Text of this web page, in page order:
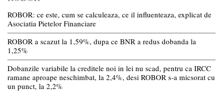
ROBOR: ce este, cum se calculeaza, ce il influenteaza, explicat de
Asociatia Pietelor Financiare
ROBOR a scazut la 1,59%, dupa ce BNR a redus dobanda la
1,25%
Dobanzile variabile la creditele noi in lei nu scad, pentru ca IRCC
ramane aproape neschimbat, la 2,4%, desi ROBOR s-a micsorat cu
un punct, la 2,2%